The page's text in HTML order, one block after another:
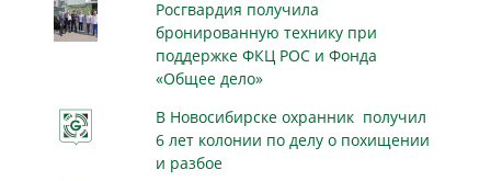
Росгвардия получила
бронированную технику при
поддержке ФКЦ РОС и Фонда
«Общее дело»
В Новосибирске охранник получил
6 лет колонии по делу о похищении
и разбое